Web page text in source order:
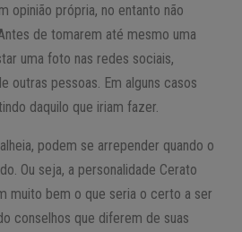
opinião própria, no entanto não
de tomarem até mesmo uma
uma foto nas redes sociais,
outras pessoas. Em alguns casos
daquilo que iriam fazer.
podem se arrepender quando o
Ou seja, a personalidade Cerato
muito bem o que seria o certo a ser
conselhos que diferem de suas